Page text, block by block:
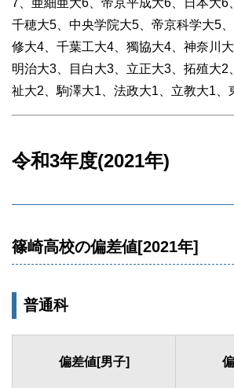
7、亜細亜大6、帝京平成大6、日本大6
千穂大5、中央学院大5、帝京科学大5
修大4、千葉工大4、獨協大4、神奈川大
明治大3、目白大3、立正大3、拓殖大2
祉大2、駒澤大1、法政大1、立教大1、
令和3年度(2021年)
篠崎高校の偏差値[2021年]
普通科
偏差値[男子]